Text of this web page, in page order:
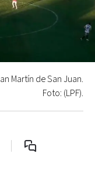
Martín de San Juan.
Foto: (LPF).